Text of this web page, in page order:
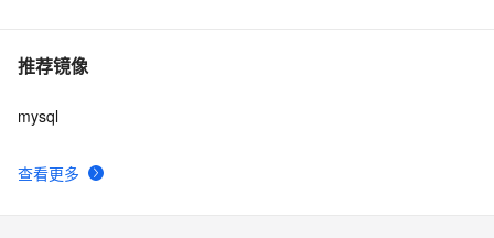
推荐镜像
查看更多
mysql